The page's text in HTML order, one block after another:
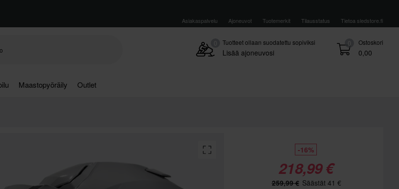
Asiakaspalvelu Ajoneuvot Tuotemerkit Tilausstatus Tietoa sledstore.fi
0 Ostoskori
0,00
Tuotteet ollaan suodatettu sopiviksi
Lisää ajoneuvosi
Maastopyöräily Outlet
-16%
218,99 €
259,99 € Säästät 41 €